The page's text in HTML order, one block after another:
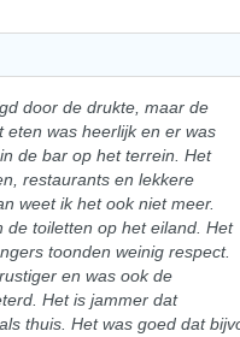
door de drukte, maar de
eten was heerlijk en er was
de bar op het terrein. Het
restaurants en lekkere
weet ik het ook niet meer.
de toiletten op het eiland. Het
toonden weinig respect.
en was ook de
Het is jammer dat
thuis. Het was goed dat